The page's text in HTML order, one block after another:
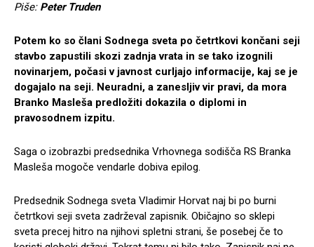
Piše: Peter Truden
Potem ko so člani Sodnega sveta po četrtkovi končani seji
stavbo zapustili skozi zadnja vrata in se tako izognili
novinarjem, počasi v javnost curljajo informacije, kaj se je
dogajalo na seji. Neuradni, a zanesljiv vir pravi, da mora
Branko Masleša predložiti dokazila o diplomi in
pravosodnem izpitu.
Saga o izobrazbi predsednika Vrhovnega sodišča RS Branka
Masleša mogoče vendarle dobiva epilog.
Predsednik Sodnega sveta Vladimir Horvat naj bi po burni
četrtkovi seji sveta zadrževal zapisnik. Običajno so sklepi
sveta precej hitro na njihovi spletni strani, še posebej če to